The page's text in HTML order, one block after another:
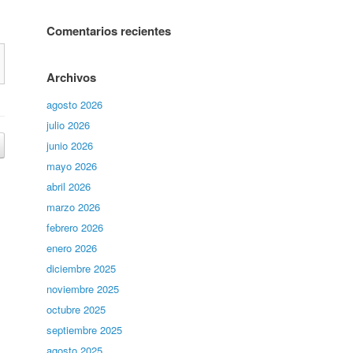
Comentarios recientes
Archivos
agosto 2026
julio 2026
junio 2026
mayo 2026
abril 2026
marzo 2026
febrero 2026
enero 2026
diciembre 2025
noviembre 2025
octubre 2025
septiembre 2025